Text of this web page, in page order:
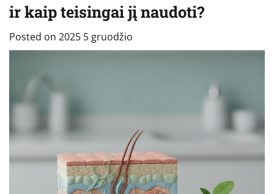
ir kaip teisingai jį naudoti?
Posted on 2025 5 gruodžio